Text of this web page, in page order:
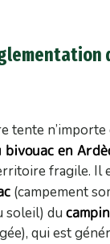
tente n’importe
en
fragile. Il
(campement
soleil) du
qui est